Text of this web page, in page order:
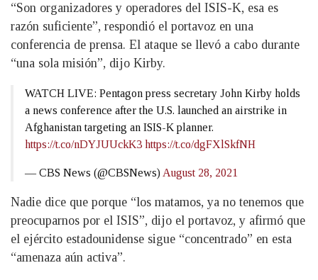
“Son organizadores y operadores del ISIS-K, esa es
razón suficiente”, respondió el portavoz en una
conferencia de prensa. El ataque se llevó a cabo durante
“una sola misión”, dijo Kirby.
WATCH LIVE: Pentagon press secretary John Kirby holds
a news conference after the U.S. launched an airstrike in
Afghanistan targeting an ISIS-K planner.
https://t.co/nDYJUUckK3 https://t.co/dgFXlSkfNH
— CBS News (@CBSNews) August 28, 2021
Nadie dice que porque “los matamos, ya no tenemos que
preocuparnos por el ISIS”, dijo el portavoz, y afirmó que
el ejército estadounidense sigue “concentrado” en esta
“amenaza aún activa”.